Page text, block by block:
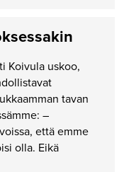
Koivula uskoo,
tavan
–
että emme
olla. Eikä